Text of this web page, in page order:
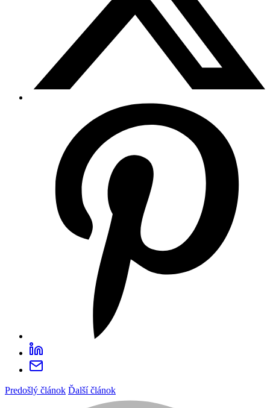
Predošlý článok Ďalší článok